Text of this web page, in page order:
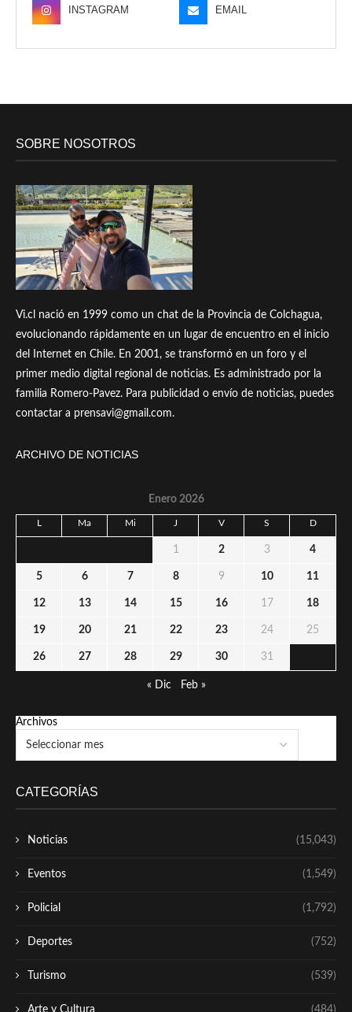
INSTAGRAM EMAIL
SOBRE NOSOTROS
Vi.cl nació en 1999 como un chat de la Provincia de Colchagua,
evolucionando rápidamente en un lugar de encuentro en el inicio
del Internet en Chile. En 2001, se transformó en un foro y el
primer medio digital regional de noticias. Es administrado por la
familia Romero-Pavez. Para publicidad o envío de noticias, puedes
contactar a prensavi@gmail.com.
ARCHIVO DE NOTICIAS
Enero 2026
Ma Mi J V S D
1 2 3 4
5 6 7 8 9 10 11
12 13 14 15 16 17 18
19 20 21 22 23 24 25
26 27 28 29 30 31
« Dic Feb »
Archivos
CATEGORÍAS
Noticias (15,043)
Eventos (1,549)
Policial (1,792)
Deportes (752)
Turismo (539)